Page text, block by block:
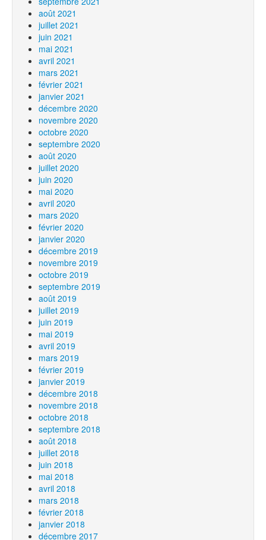
août 2021
juillet 2021
juin 2021
mai 2021
avril 2021
mars 2021
février 2021
janvier 2021
décembre 2020
novembre 2020
octobre 2020
septembre 2020
août 2020
juillet 2020
juin 2020
mai 2020
avril 2020
mars 2020
février 2020
janvier 2020
décembre 2019
novembre 2019
octobre 2019
septembre 2019
août 2019
juillet 2019
juin 2019
mai 2019
avril 2019
mars 2019
février 2019
janvier 2019
décembre 2018
novembre 2018
octobre 2018
septembre 2018
août 2018
juillet 2018
juin 2018
mai 2018
avril 2018
mars 2018
février 2018
janvier 2018
décembre 2017